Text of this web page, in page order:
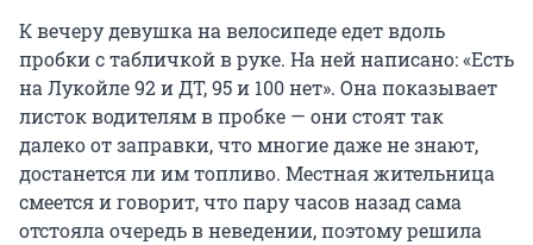
К вечеру девушка на велосипеде едет вдоль
пробки с табличкой в руке. На ней написано: «Есть
на Лукойле 92 и ДТ, 95 и 100 нет». Она показывает
листок водителям в пробке — они стоят так
далеко от заправки, что многие даже не знают,
достанется ли им топливо. Местная жительница
смеется и говорит, что пару часов назад сама
отстояла очередь в неведении, поэтому решила